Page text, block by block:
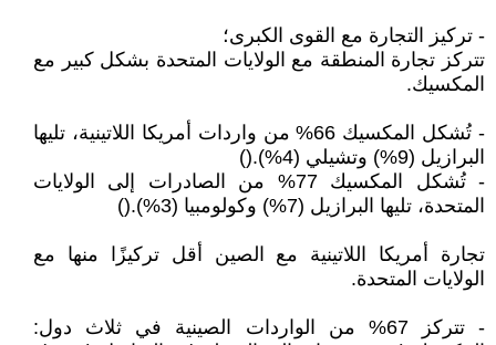
- تركيز التجارة مع القوى الكبرى؛
تتركز تجارة المنطقة مع الولايات المتحدة بشكل كبير مع
المكسيك.
- تُشكل المكسيك 66% من واردات أمريكا اللاتينية، تليها
البرازيل (9%) وتشيلي (4%).()
- تُشكل المكسيك 77% من الصادرات إلى الولايات
المتحدة، تليها البرازيل (7%) وكولومبيا (3%).()
تجارة أمريكا اللاتينية مع الصين أقل تركيزًا منها مع
الولايات المتحدة.
- تتركز 67% من الواردات الصينية في ثلاث دول: